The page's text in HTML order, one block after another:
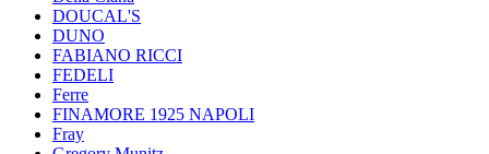
DOUCAL'S
DUNO
FABIANO RICCI
FEDELI
Ferre
FINAMORE 1925 NAPOLI
Fray